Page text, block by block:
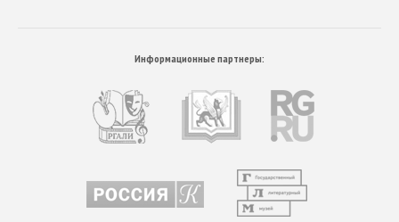
Информационные партнеры: